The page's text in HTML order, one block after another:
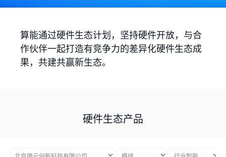
算能通过硬件生态计划，坚持硬件开放，与合
作伙伴一起打造有竞争力的差异化硬件生态成
果，共建共赢新生态。
硬件生态产品